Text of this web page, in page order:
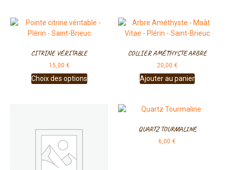
CITRINE VÉRITABLE
15,00 €
Choix des options
COLLIER AMÉTHYSTE ARBRE
20,00 €
Ajouter au panier
QUARTZ TOURMALINE
6,00 €